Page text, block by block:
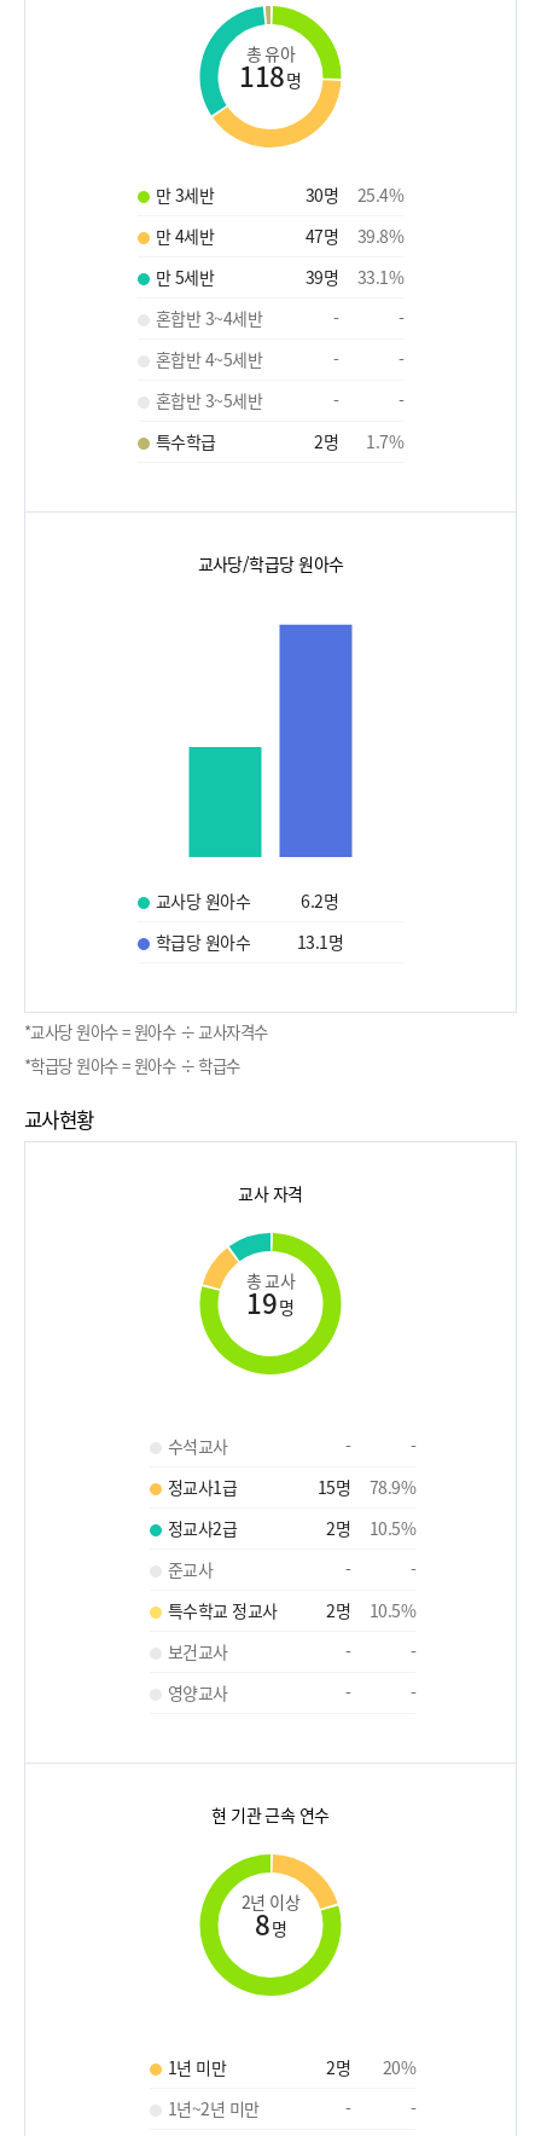
총 유아
118명
만 3세반 30명 25.4%
만 4세반
47명 39.8%
만 5세반
39명 33.1%
혼합반 3~4세반
-
-
혼합반 4~5세반
-
-
혼합반 3~5세반
-
-
특수학급
2명 1.7%
교사당/학급당 원아수
교사당 원아수 6.2명
학급당 원아수
13.1명
*교사당 원아수 = 원아수 ÷ 교사자격수
*학급당 원아수 = 원아수 ÷ 학급수
교사현황
교사 자격
총 교사
19명
수석교사 -
-
정교사1급
15명 78.9%
정교사2급
2명 10.5%
준교사
-
-
특수학교 정교사
2명 10.5%
보건교사
-
-
영양교사
- -
현 기관 근속 연수
2년 이상
8명
1년 미만 2명 20%
1년~2년 미만
-
-